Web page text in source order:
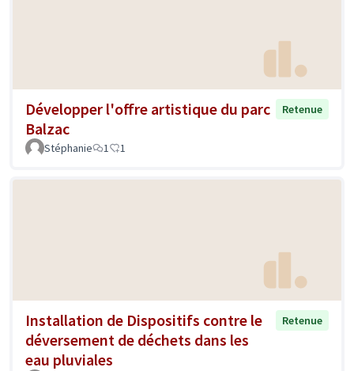
Développer l'offre artistique du parc
Balzac
Retenue
Stéphanie 1 1
Installation de Dispositifs contre le
déversement de déchets dans les
eau pluviales
Retenue